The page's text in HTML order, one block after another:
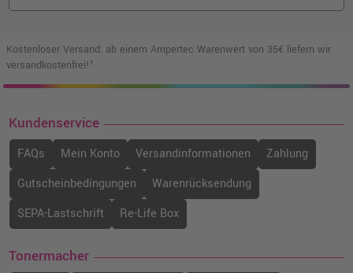
Kostenloser Versand: ab einem Ampertec Warenwert von 35€ liefern wir
versandkostenfrei!¹
Kundenservice
FAQs Mein Konto Versandinformationen
Zahlung
Gutscheinbedingungen
Warenrücksendung
SEPA-Lastschrift
Re-Life Box
Tonermacher